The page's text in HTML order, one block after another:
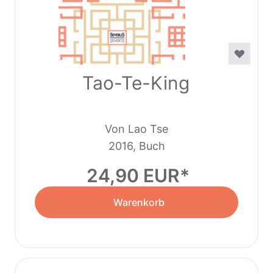
Tao-Te-King
Von Lao Tse
2016, Buch
24,90 EUR
Warenkorb